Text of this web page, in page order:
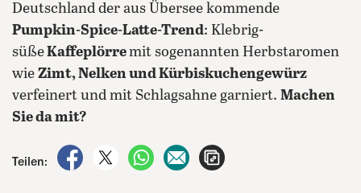
Deutschland der aus Übersee kommende
Pumpkin-Spice-Latte-Trend: Klebrig-
süßeKaffeplörremit sogenannten Herbstaromen
wie Zimt, Nelken und Kürbiskuchengewürz
verfeinert und mit Schlagsahne garniert. Machen
Sie da mit?
Teilen:
auf Facebook teilen
auf X teilenper WhatsApp teilen
per E-Mail teilen